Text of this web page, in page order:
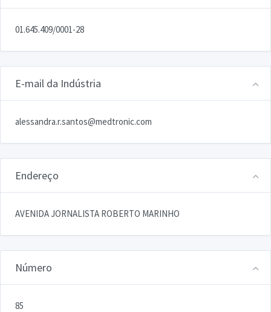
01.645.409/0001-28
E-mail da Indústria
alessandra.r.santos@medtronic.com
Endereço
AVENIDA JORNALISTA ROBERTO MARINHO
Número
85